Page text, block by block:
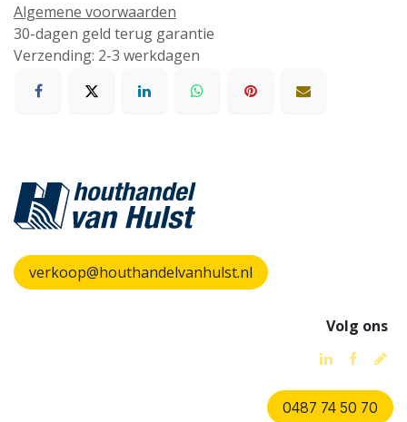
Algemene voorwaarden
30-dagen geld terug garantie
Verzending: 2-3 werkdagen
verkoop@houthandelvanhulst.nl
Volg ons
0487 74 50 70